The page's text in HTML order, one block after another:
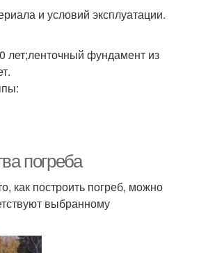
и условий эксплуатации.
лет;ленточный фундамент из
погреба
как построить погреб, можно
выбранному